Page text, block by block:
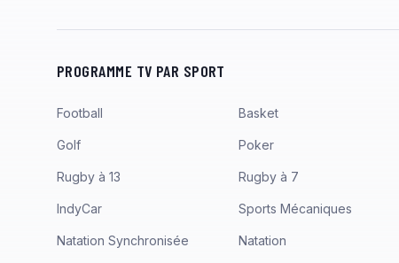
PROGRAMME TV PAR SPORT
Football Basket
Golf Poker
Rugby à 13 Rugby à 7
IndyCar Sports Mécaniques
Natation Synchronisée Natation